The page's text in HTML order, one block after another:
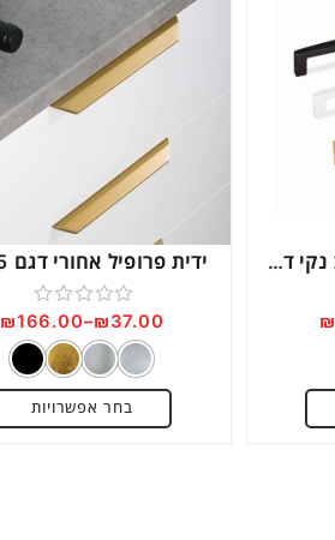
ידית חת מודרנית עיצוב נקי דגם 6220
₪
ידית פרופיל אחורי דגם 0375
דורג
0
מתוך
5
₪37.00
–
₪166.00
בחר אפשרויות